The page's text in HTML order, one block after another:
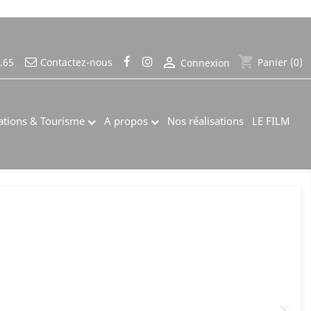
Contactez-nous  Connexion shopping_cart Panier (0)
& Tourisme A propos Nos réalisations LE FILM